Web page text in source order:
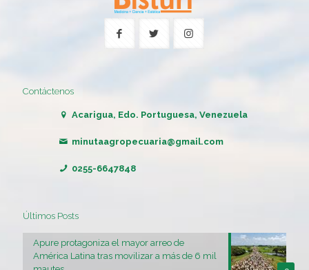
Contáctenos
Acarigua, Edo. Portuguesa, Venezuela
minutaagropecuaria@gmail.com
0255-6647848
Últimos Posts
Apure protagoniza el mayor arreo de
América Latina tras movilizar a más de 6 mil